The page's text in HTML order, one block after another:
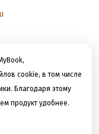
cookie, в том числе
Благодаря этому
продукт удобнее.